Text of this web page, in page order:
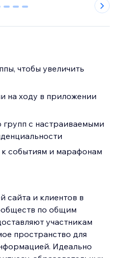
2 3 4
чтобы увеличить
на ходу в приложении
групп с настраиваемыми
событиям и марафонам
сайта и клиентов в
по общим
участникам
пространство для
Идеально